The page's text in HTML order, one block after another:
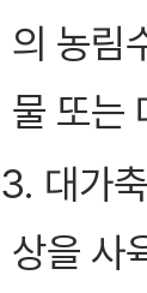
의 농림
물 또는
3. 대가
상을 사